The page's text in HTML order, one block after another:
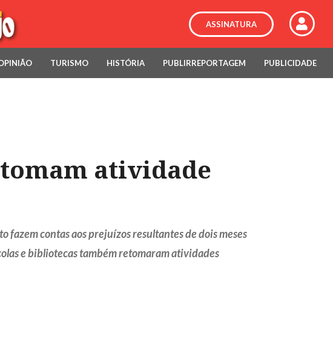
ASSINATURA
TURISMO HISTÓRIA PUBLIRREPORTAGEM PUBLICIDADE
atividade
fazem contas aos prejuízos resultantes de dois meses
e bibliotecas também retomaram atividades